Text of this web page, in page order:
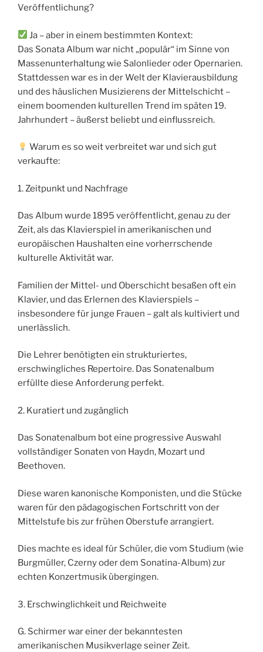
Veröffentlichung?
Ja – aber in einem bestimmten Kontext:
Das Sonata Album war nicht „populär“ im Sinne von
Massenunterhaltung wie Salonlieder oder Opernarien.
Stattdessen war es in der Welt der Klavierausbildung
und des häuslichen Musizierens der Mittelschicht –
einem boomenden kulturellen Trend im späten 19.
Jahrhundert – äußerst beliebt und einflussreich.
Warum es so weit verbreitet war und sich gut
verkaufte:
1. Zeitpunkt und Nachfrage
Das Album wurde 1895 veröffentlicht, genau zu der
Zeit, als das Klavierspiel in amerikanischen und
europäischen Haushalten eine vorherrschende
kulturelle Aktivität war.
Familien der Mittel- und Oberschicht besaßen oft ein
Klavier, und das Erlernen des Klavierspiels –
insbesondere für junge Frauen – galt als kultiviert und
unerlässlich.
Die Lehrer benötigten ein strukturiertes,
erschwingliches Repertoire. Das Sonatenalbum
erfüllte diese Anforderung perfekt.
2. Kuratiert und zugänglich
Das Sonatenalbum bot eine progressive Auswahl
vollständiger Sonaten von Haydn, Mozart und
Beethoven.
Diese waren kanonische Komponisten, und die Stücke
waren für den pädagogischen Fortschritt von der
Mittelstufe bis zur frühen Oberstufe arrangiert.
Dies machte es ideal für Schüler, die vom Studium (wie
Burgmüller, Czerny oder dem Sonatina-Album) zur
echten Konzertmusik übergingen.
3. Erschwinglichkeit und Reichweite
G. Schirmer war einer der bekanntesten
amerikanischen Musikverlage seiner Zeit.